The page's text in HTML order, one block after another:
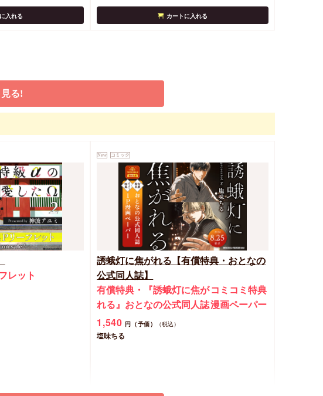
入れる カートに入れる
る!
レット
New コミック
誘蛾灯に焦がれる【有償特典・おとなの
公式同人誌】
有償特典・『誘蛾灯に焦が
れる』おとなの公式同人誌
コミコミ特典
漫画ペーパー
1,540 円（予価） （税込）
塩味ちる